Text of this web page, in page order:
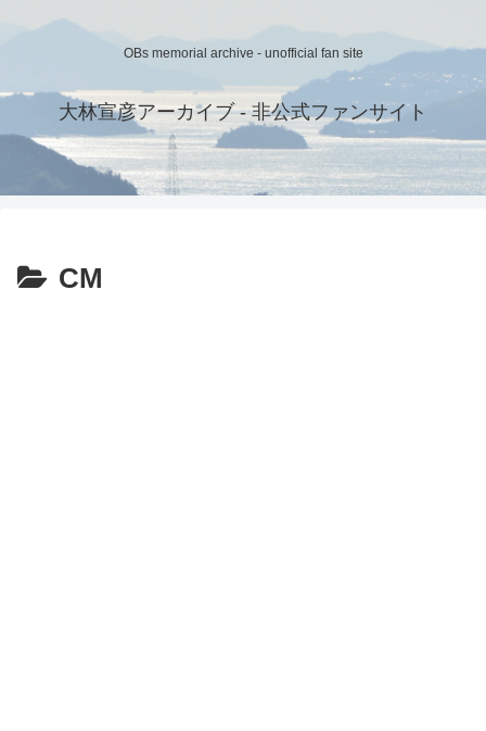
OBs memorial archive - unofficial fan site
大林宣彦アーカイブ - 非公式ファンサイト
CM